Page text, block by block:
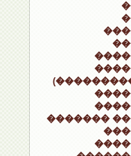
�������